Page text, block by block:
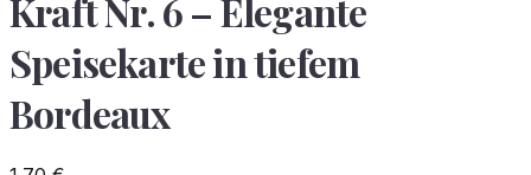
Kraft Nr. 6 – Elegante
Speisekarte in tiefem
Bordeaux